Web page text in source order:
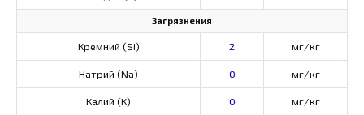
Загрязнения
Кремний (Si) 2 мг/кг
Натрий (Na) 0 мг/кг
Калий (К) 0 мг/кг